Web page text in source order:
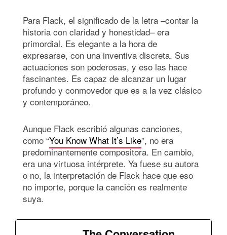
Para Flack, el significado de la letra –contar la
historia con claridad y honestidad– era
primordial. Es elegante a la hora de
expresarse, con una inventiva discreta. Sus
actuaciones son poderosas, y eso las hace
fascinantes. Es capaz de alcanzar un lugar
profundo y conmovedor que es a la vez clásico
y contemporáneo.
Aunque Flack escribió algunas canciones,
como “You Know What It’s Like”, no era
predominantemente compositora. En cambio,
era una virtuosa intérprete. Ya fuese su autora
o no, la interpretación de Flack hace que eso
no importe, porque la canción es realmente
suya.